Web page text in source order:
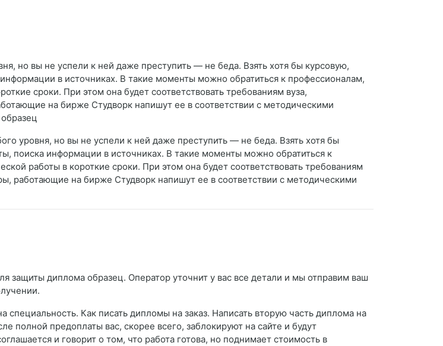
но вы не успели к ней даже преступить — не беда. Взять хотя бы курсовую,
в источниках. В такие моменты можно обратиться к профессионалам,
сроки. При этом она будет соответствовать требованиям вуза,
на бирже Студворк напишут ее в соответствии с методическими
уровня, но вы не успели к ней даже преступить — не беда. Взять хотя бы
поиска информации в источниках. В такие моменты можно обратиться к
работы в короткие сроки. При этом она будет соответствовать требованиям
работающие на бирже Студворк напишут ее в соответствии с методическими
защиты диплома образец. Оператор уточнит у вас все детали и мы отправим ваш
Как писать дипломы на заказ. Написать вторую часть диплома на
полной предоплаты вас, скорее всего, заблокируют на сайте и будут
и говорит о том, что работа готова, но поднимает стоимость в